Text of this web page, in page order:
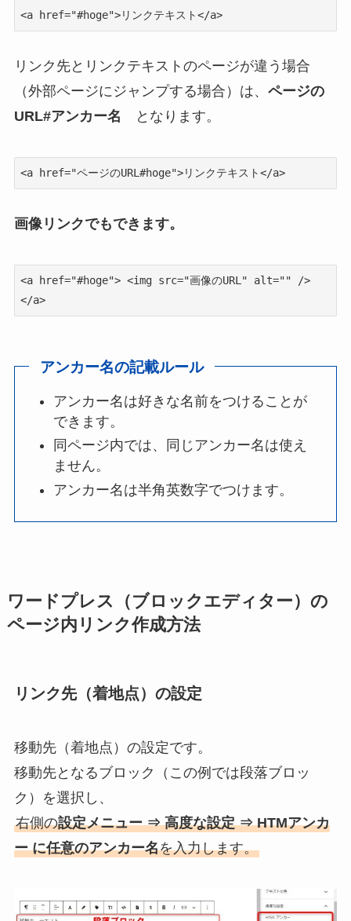
<a href="#hoge">リンクテキスト</a>
リンク先とリンクテキストのページが違う場合
（外部ページにジャンプする場合）は、 ページの
URL#アンカー名 となります。
<a href="ページのURL#hoge">リンクテキスト</a>
画像リンクでもできます。
<a href="#hoge"> <img src="画像のURL" alt="" />
</a>
アンカー名の記載ルール
アンカー名は好きな名前をつけることが
できます。
同ページ内では、同じアンカー名は使え
ません。
アンカー名は半角英数字でつけます。
ワードプレス（ブロックエディター）の
ページ内リンク作成方法
リンク先（着地点）の設定
移動先（着地点）の設定です。
移動先となるブロック（この例では段落ブロッ
ク）を選択し、
右側の設定メニュー ⇒ 高度な設定 ⇒ HTMアンカ
ー に任意のアンカー名を入力します。